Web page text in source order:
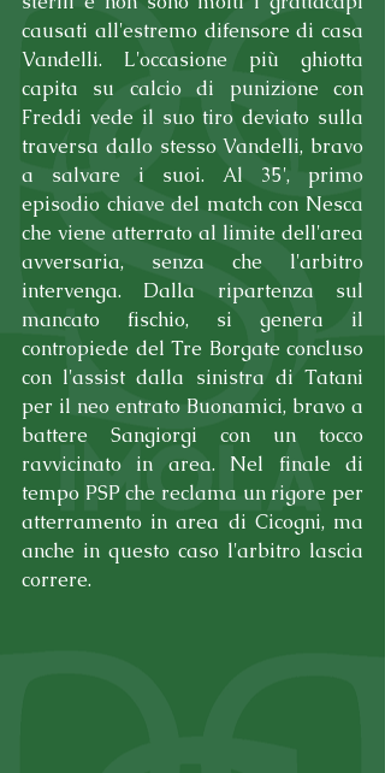
causati all'estremo difensore di casa
Vandelli. L'occasione più ghiotta
capita su calcio di punizione con
Freddi vede il suo tiro deviato sulla
traversa dallo stesso Vandelli, bravo
a salvare i suoi. Al 35', primo
episodio chiave del match con Nesca
che viene atterrato al limite dell'area
avversaria, senza che l'arbitro
intervenga. Dalla ripartenza sul
mancato fischio, si genera il
contropiede del Tre Borgate concluso
con l'assist dalla sinistra di Tatani
per il neo entrato Buonamici, bravo a
battere Sangiorgi con un tocco
ravvicinato in area. Nel finale di
tempo PSP che reclama un rigore per
atterramento in area di Cicogni, ma
anche in questo caso l'arbitro lascia
correre.